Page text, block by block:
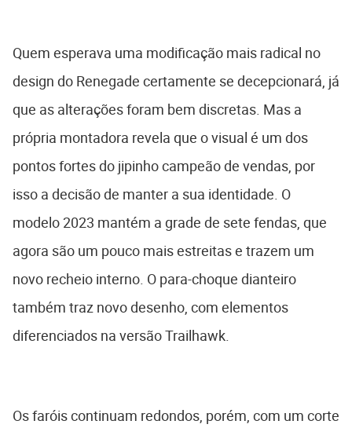
Quem esperava uma modificação mais radical no
design do Renegade certamente se decepcionará, já
que as alterações foram bem discretas. Mas a
própria montadora revela que o visual é um dos
pontos fortes do jipinho campeão de vendas, por
isso a decisão de manter a sua identidade. O
modelo 2023 mantém a grade de sete fendas, que
agora são um pouco mais estreitas e trazem um
novo recheio interno. O para-choque dianteiro
também traz novo desenho, com elementos
diferenciados na versão Trailhawk.
Os faróis continuam redondos, porém, com um corte